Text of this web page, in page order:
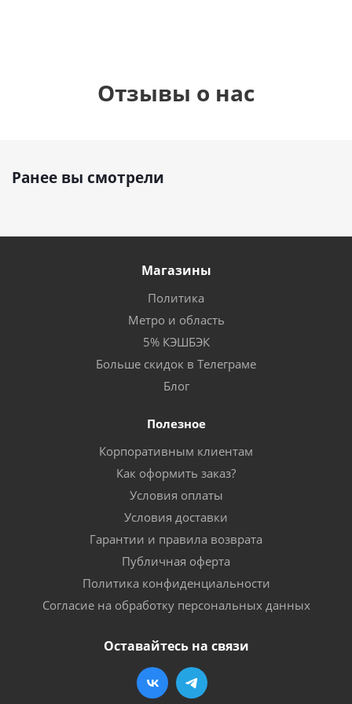
Отзывы о нас
Ранее вы смотрели
Магазины
Политика
Метро и область
5% КЭШБЭК
Больше скидок в Телеграме
Блог
Полезное
Корпоративным клиентам
Как оформить заказ?
Условия оплаты
Условия доставки
Гарантии и правила возврата
Публичная оферта
Политика конфиденциальности
Согласие на обработку персональных данных
Оставайтесь на связи